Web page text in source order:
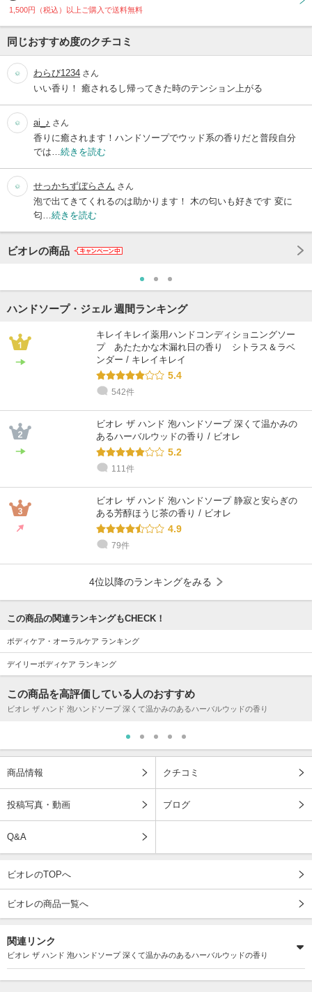
1,500円（税込）以上ご購入で送料無料
同じおすすめ度のクチコミ
わらび1234 さん
いい香り！ 癒されるし帰ってきた時のテンション上がる
ai_♪ さん
香りに癒されます！ハンドソープでウッド系の香りだと普段自分
では… 続きを読む
せっかちずぼらさん さん
泡で出てきてくれるのは助かります！ 木の匂いも好きです 変に
匂… 続きを読む
ビオレの商品
ハンドソープ・ジェル 週間ランキング
キレイキレイ薬用ハンドコンディショニングソー
プ あたたかな木漏れ日の香り シトラス＆ラベ
ンダー / キレイキレイ
5.4
542件
ビオレ ザ ハンド 泡ハンドソープ 深くて温かみの
あるハーバルウッドの香り / ビオレ
5.2
111件
ビオレ ザ ハンド 泡ハンドソープ 静寂と安らぎの
ある芳醇ほうじ茶の香り / ビオレ
4.9
79件
4位以降のランキングをみる
この商品の関連ランキングもCHECK！
ボディケア・オーラルケア ランキング
デイリーボディケア ランキング
この商品を高評価している人のおすすめ
ビオレ ザ ハンド 泡ハンドソープ 深くて温かみのあるハーバルウッドの香り
商品情報 クチコミ
投稿写真・動画 ブログ
Q&A
ビオレのTOPへ
ビオレの商品一覧へ
関連リンク
ビオレ ザ ハンド 泡ハンドソープ 深くて温かみのあるハーバルウッドの香り